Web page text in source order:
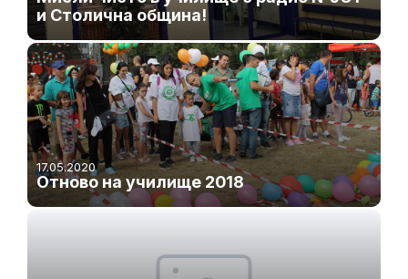
и Столична община!
17.05.2020
Отново на училище 2018